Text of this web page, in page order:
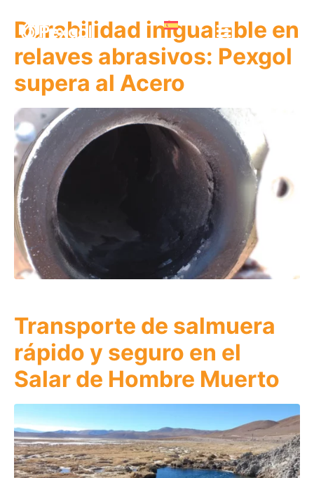
Durabilidad inigualable en
relaves abrasivos: Pexgol
supera al Acero
Transporte de salmuera
rápido y seguro en el
Salar de Hombre Muerto